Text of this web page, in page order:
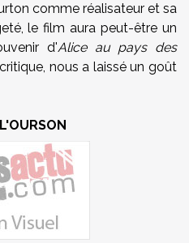
comme réalisateur et sa
le film aura peut-être un
d'Alice au pays des
nous a laissé un goût